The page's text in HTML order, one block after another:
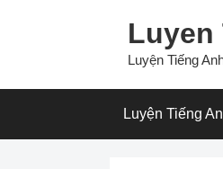
Luyen
Luyện Tiếng
Luyện Tiếng